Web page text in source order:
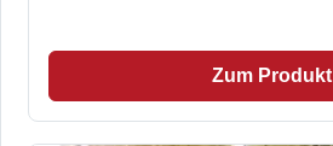
Zum Produkt